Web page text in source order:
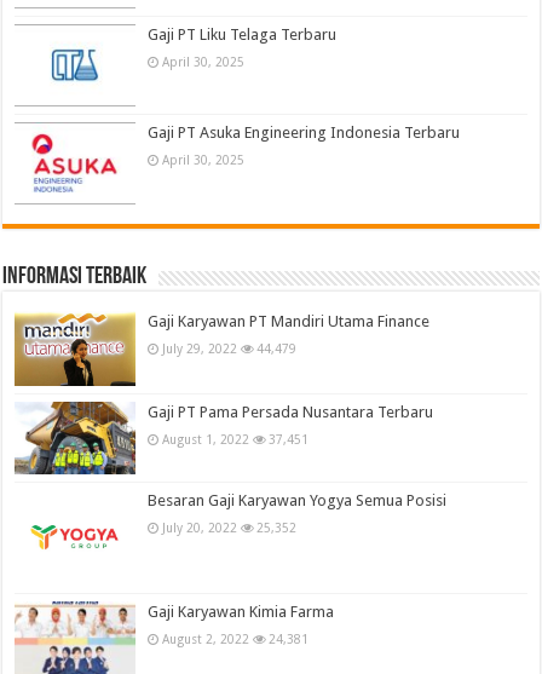
Gaji PT Liku Telaga Terbaru
April 30, 2025
Gaji PT Asuka Engineering Indonesia Terbaru
April 30, 2025
informasi terbaik
Gaji Karyawan PT Mandiri Utama Finance
July 29, 2022 44,479
Gaji PT Pama Persada Nusantara Terbaru
August 1, 2022 37,451
Besaran Gaji Karyawan Yogya Semua Posisi
July 20, 2022 25,352
Gaji Karyawan Kimia Farma
August 2, 2022 24,381